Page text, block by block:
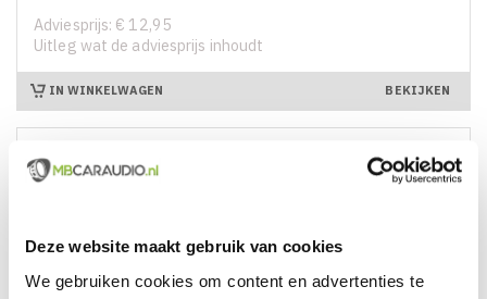
Deze website maakt gebruik van cookies
We gebruiken cookies om content en advertenties te
Adviesprijs: € 12,95
Uitleg wat de adviesprijs inhoudt
IN WINKELWAGEN BEKIJKEN
ACV Radio Aansluitkabel
Universeel (Losse
